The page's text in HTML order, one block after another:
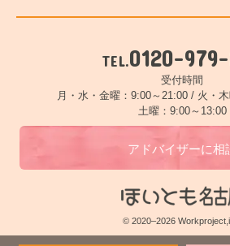
TEL.0120-
受付時間
月・水・金曜：9:00～21:00 / 火・
土曜：9:00～13:00
アドバイザーに相
© 2020–2026